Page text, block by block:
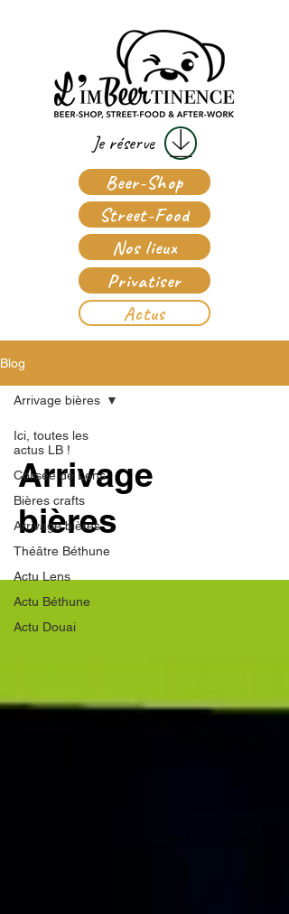
Je réserve
Beer-Shop
Street-Food
Nos lieux
Privatiser
Actus
Blog
Ici, toutes les
actus LB !
Colisée de Lens
Bières crafts
Arrivage bières
Théâtre Béthune
Actu Lens
Actu Béthune
Actu Douai
Arrivage bières
Arrivage
bières